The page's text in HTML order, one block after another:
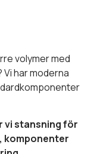
volymer med
har moderna
vi stansning för
komponenter